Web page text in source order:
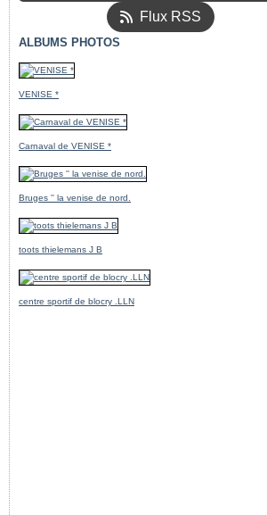
Flux RSS
ALBUMS PHOTOS
VENISE *
Carnaval de VENISE *
Bruges '' la venise de nord.
toots thielemans J B
centre sportif de blocry .LLN